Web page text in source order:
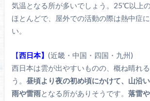
気温となる所が多いでしょう。25℃以上
ほとんどで、屋外での活動の際は熱中症
い。
【西日本】 (近畿・中国・四国・九州)
西日本は雲が出やすいものの、概ね晴れ
う。 昼頃より夜の初め頃にかけて、山沿
雨や雷雨となる所がありそうです。 落雷